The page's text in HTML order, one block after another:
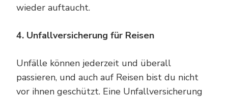
wieder auftaucht.
4. Unfallversicherung für Reisen
Unfälle können jederzeit und überall
passieren, und auch auf Reisen bist du nicht
vor ihnen geschützt. Eine Unfallversicherung